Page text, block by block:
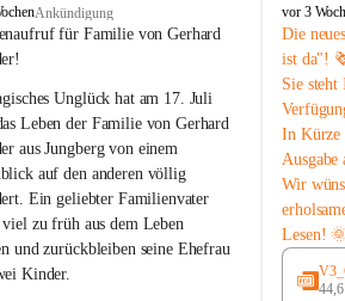
Ankündigung
für Familie von Gerhard
Unglück hat am 17. Juli
Leben der Familie von Gerhard
aus Jungberg von einem
auf den anderen völlig
Ein geliebter Familienvater
zu früh aus dem Leben
und zurückbleiben seine Ehefrau
Kinder.
B
u
c
h
-
S
t
.
M
a
g
d
vor 3
Die
ist da"!
Sie
In Kürze
Ausgabe
Wir
Lesen!